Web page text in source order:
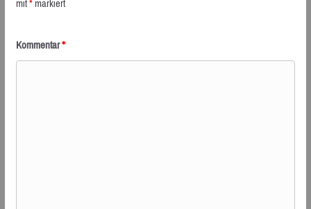
Kommentar*